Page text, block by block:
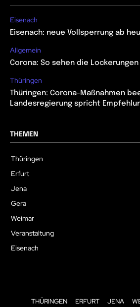
Eisenach
Eisenach: neue Vollsperrung ab
Allgemein
Corona: So sehen die Lockerungen
Thüringen
Thüringen: Corona-Maßnahmen
Landesregierung spricht
THEMEN
Thüringen
Erfurt
Jena
Gera
Weimar
Veranstaltung
Eisenach
THÜRINGEN ERFURT JENA